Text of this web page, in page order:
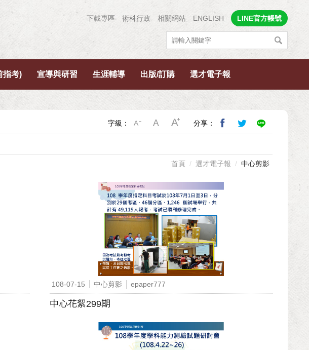
下載專區 術科行政 相關網站 ENGLISH LINE官方帳號
指考) 宣導與研習 生涯輔導 出版/訂購 選才電子報
字級： 分享：
首頁 選才電子報 中心剪影
108-07-15 中心剪影 epaper777
中心花絮299期